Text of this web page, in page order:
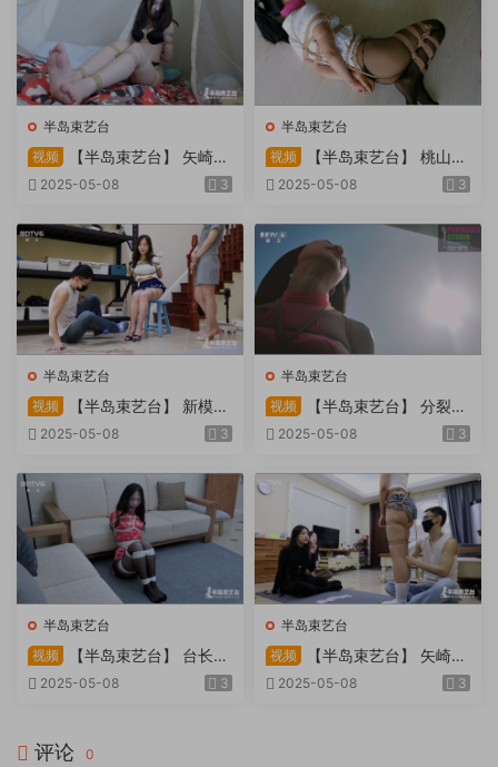
半岛束艺台
视频
【半岛束艺台】 矢崎
物业为您服务
2025-05-08 3
半岛束艺台
视频
【半岛束艺台】 桃山漫
画改编03 团缚美女超刺激玩
2025-05-08 3
半岛束艺台
视频
【半岛束艺台】 新模奎
因试镜，宛如阿紫再现
2025-05-08 3
半岛束艺台
视频
【半岛束艺台】 分裂的
快感：捆绑检阅式，车顶冷风
天。过路车辆..
2025-05-08 3
半岛束艺台
视频
【半岛束艺台】 台长不
在的时候
2025-05-08 3
半岛束艺台
视频
【半岛束艺台】 矢崎
泽爱 世界上运气最差的女孩
2025-05-08 3
评论 0